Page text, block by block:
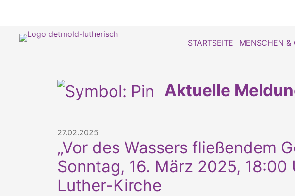
STARTSEITE MENSCHEN &
Aktuelle
27.02.2025
„Vor des Wassers fließendem
Sonntag, 16. März 2025, 18:00
Luther-Kirche